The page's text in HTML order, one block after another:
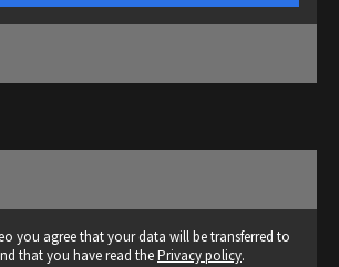
you agree that your data will be transferred to
that you have read thePrivacy policy.